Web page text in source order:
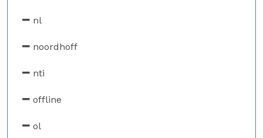
nl
noordhoff
nti
offline
ol